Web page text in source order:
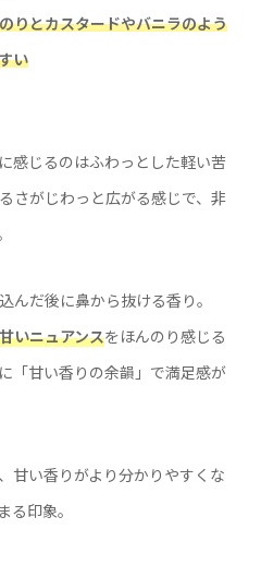
りとカスタードやバニラのよう
い
感じるのはふわっとした軽い苦
さがじわっと広がる感じで、非
んだ後に鼻から抜ける香り。
いニュアンスをほんのり感じる
「甘い香りの余韻」で満足感が
甘い香りがより分かりやすくな
る印象。